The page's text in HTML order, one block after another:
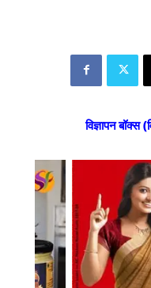
विज्ञापन बॉक्स